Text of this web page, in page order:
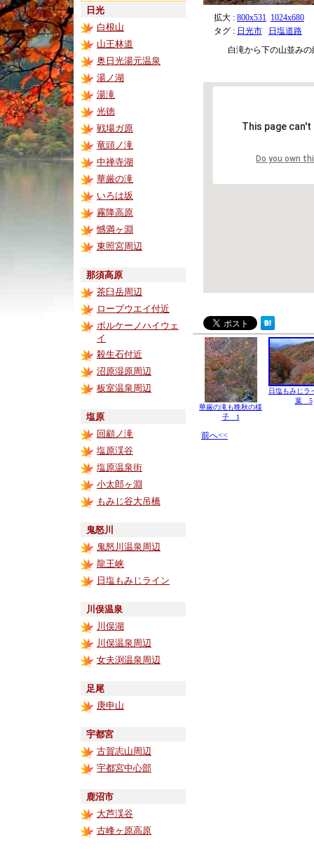
日光
白根山
山王林道
奥日光湯元温泉
湯ノ湖
湯滝
光徳
戦場ガ原
竜頭ノ滝
中禅寺湖
華厳の滝
いろは坂
霧降高原
憾満ヶ淵
東照宮周辺
那須高原
茶臼岳周辺
ロープウエイ付近
ボルケーノハイウェ
イ
殺生石付近
沼原湿原周辺
板室温泉周辺
塩原
回顧ノ滝
塩原渓谷
塩原温泉街
小太郎ヶ淵
もみじ谷大吊橋
鬼怒川
鬼怒川温泉周辺
龍王峡
日塩もみじライン
川俣温泉
川俣湖
川俣温泉周辺
女夫渕温泉周辺
足尾
庚申山
宇都宮
古賀志山周辺
宇都宮中心部
鹿沼市
大芦渓谷
古峰ヶ原高原
拡大 : 800x531 1024x680
タグ : 日光市
日塩道路
白滝から下の山並み
This page
Do you own
華厳の滝も晩秋の様
子 1
日塩もみじラ
葉 5
前へ<<